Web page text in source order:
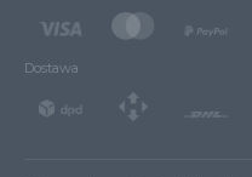
Dostawa